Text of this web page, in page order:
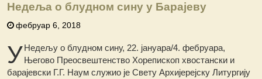
Недеља о блудном сину у Барајеву
фебруар 6, 2018
УНедељу о блудном сину, 22. јануара/4. фебруара,
Његово Преосвештенство Хорепископ хвостански и
барајевски Г.Г. Наум служио је Свету Архијерејску Литургију